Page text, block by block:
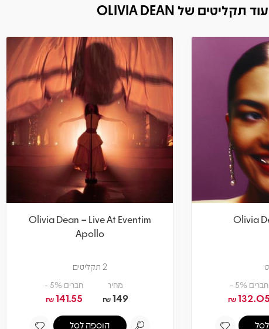
עוד תקליטים של OLIVIA DEAN
Olivia
חברים 5% -
132.05
₪
Olivia Dean – Live At Eventim
Apollo
2 תקליטים
מחיר
149
₪
חברים 5% -
141.55
₪
הוספה לסל